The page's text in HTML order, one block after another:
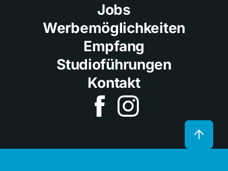
Jobs
Werbemöglichkeiten
Empfang
Studioführungen
Kontakt